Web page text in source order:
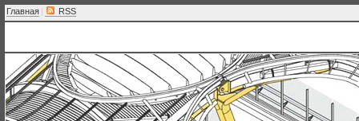
Главная | RSS